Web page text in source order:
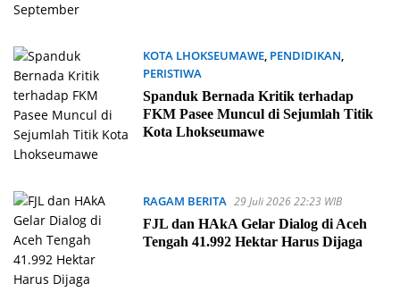
KOTA LHOKSEUMAWE, PENDIDIKAN,
PERISTIWA
29 Juli 2026 22:31 WIB
Spanduk Bernada Kritik terhadap
FKM Pasee Muncul di Sejumlah Titik
Kota Lhokseumawe
RAGAM BERITA 29 Juli 2026 22:23 WIB
FJL dan HAkA Gelar Dialog di Aceh
Tengah 41.992 Hektar Harus Dijaga